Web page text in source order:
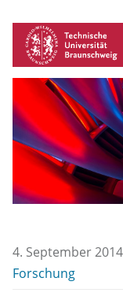
4. September
Forschung